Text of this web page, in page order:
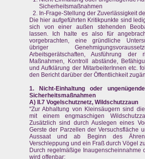
Sicherheitsmaßnahmen
In-Frage-Stellung der Zuverlässigkeit
Die hier aufgeführten Kritikpunkte sind
sich von einer außen stehenden
lassen. Ich halte es also für
vorgebrachten, eine gründliche
übriger
Arbeitsgerätschaften, Ausführung der
Maßnahmen, Kontroll abstände,
und Aufklärung der MitarbeiterInnen etc.
den Bericht darüber der Öffentlichkeit
1. Nicht-Einhaltung oder
Sicherheitsmaßnahmen
A) II.7 Vogelschutznetz, Wildschutzzaun
"Zur Abhaltung von Kleinsäugern sind
mit einem engmaschigen
Zusätzlich sind durch Auslegen eines
Gerste der Parzellen der Versuchsfläche
Aussaat und ab Beginn des
Verschleppung und ein Fraß durch Vögel
Durch regelmäßige Inaugenscheinnahme
wird offenbar: